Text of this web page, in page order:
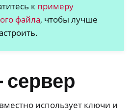
к примеру
файла, чтобы лучше
сервер
использует ключи и